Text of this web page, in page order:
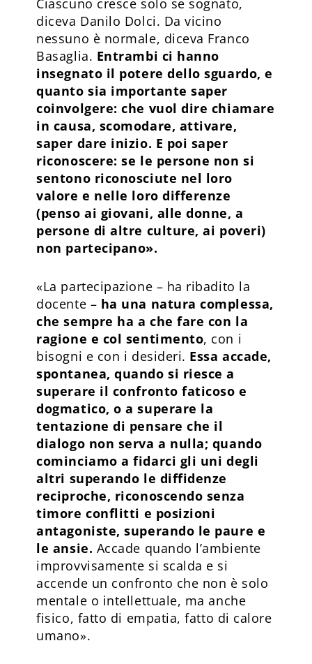
diceva Danilo Dolci. Da vicino
nessuno è normale, diceva Franco
Basaglia. Entrambi ci hanno
insegnato il potere dello sguardo, e
quanto sia importante saper
coinvolgere: che vuol dire chiamare
in causa, scomodare, attivare,
saper dare inizio. E poi saper
riconoscere: se le persone non si
sentono riconosciute nel loro
valore e nelle loro differenze
(penso ai giovani, alle donne, a
persone di altre culture, ai poveri)
non partecipano».
«La partecipazione – ha ribadito la
docente – ha una natura complessa,
che sempre ha a che fare con la
ragione e col sentimento, con i
bisogni e con i desideri. Essa accade,
spontanea, quando si riesce a
superare il confronto faticoso e
dogmatico, o a superare la
tentazione di pensare che il
dialogo non serva a nulla; quando
cominciamo a fidarci gli uni degli
altri superando le diffidenze
reciproche, riconoscendo senza
timore conflitti e posizioni
antagoniste, superando le paure e
le ansie. Accade quando l’ambiente
improvvisamente si scalda e si
accende un confronto che non è solo
mentale o intellettuale, ma anche
fisico, fatto di empatia, fatto di calore
umano».